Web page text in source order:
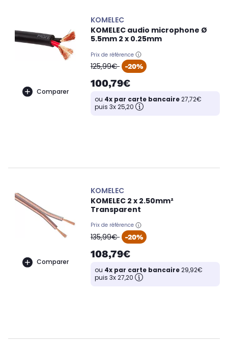
Comparer
KOMELEC
KOMELEC audio microphone Ø
5.5mm 2 x 0.25mm
Prix de référence
oldPrice
125,99€ -20%
100,79€
ou 4x par carte bancaire27,72€
puis 3x 25,20
Comparer
KOMELEC
KOMELEC 2 x 2.50mm²
Transparent
Prix de référence
oldPrice
135,99€ -20%
108,79€
ou 4x par carte bancaire29,92€
puis 3x 27,20